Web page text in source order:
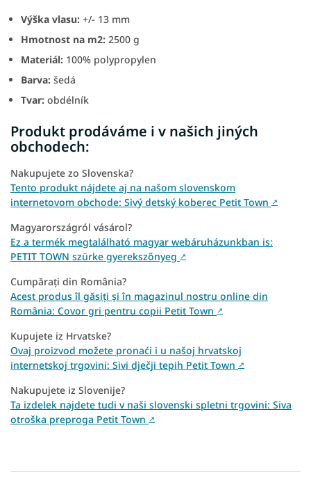
Výška vlasu: +/- 13 mm
Hmotnost na m2: 2500 g
Materiál: 100% polypropylen
Barva: šedá
Tvar: obdélník
Produkt prodáváme i v našich jiných
obchodech:
Nakupujete zo Slovenska?
Tento produkt nájdete aj na našom slovenskom
internetovom obchode: Sivý detský koberec Petit Town ↗
Magyarországról vásárol?
Ez a termék megtalálható magyar webáruházunkban is:
PETIT TOWN szürke gyerekszőnyeg ↗
Cumpărați din România?
Acest produs îl găsiți și în magazinul nostru online din
România: Covor gri pentru copii Petit Town ↗
Kupujete iz Hrvatske?
Ovaj proizvod možete pronaći i u našoj hrvatskoj
internetskoj trgovini: Sivi dječji tepih Petit Town ↗
Nakupujete iz Slovenije?
Ta izdelek najdete tudi v naši slovenski spletni trgovini: Siva
otroška preproga Petit Town ↗